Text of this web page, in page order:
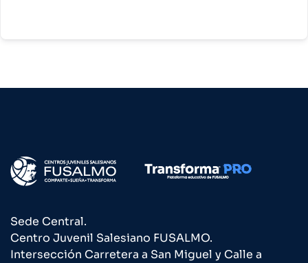
Sede Central.
Centro Juvenil Salesiano FUSALMO.
Intersección Carretera a San Miguel y Calle a